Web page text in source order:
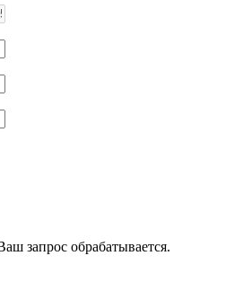
запрос обрабатывается.